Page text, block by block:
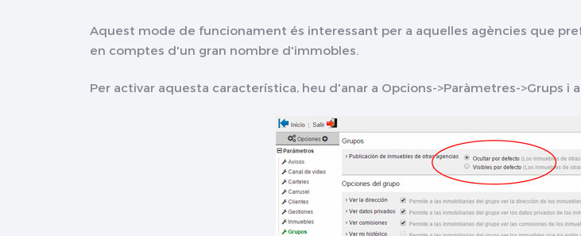
Aquest mode de funcionament és interessant per a aquelles agències que
en comptes d'un gran nombre d'immobles.
Per activar aquesta característica, heu d'anar a Opcions->Paràmetres->Grups i